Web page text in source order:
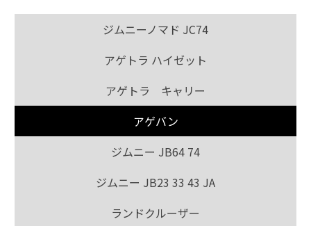
ジムニーノマド JC74
アゲトラ ハイゼット
アゲトラ キャリー
アゲバン
ジムニー JB64 74
ジムニー JB23 33 43 JA
ランドクルーザー